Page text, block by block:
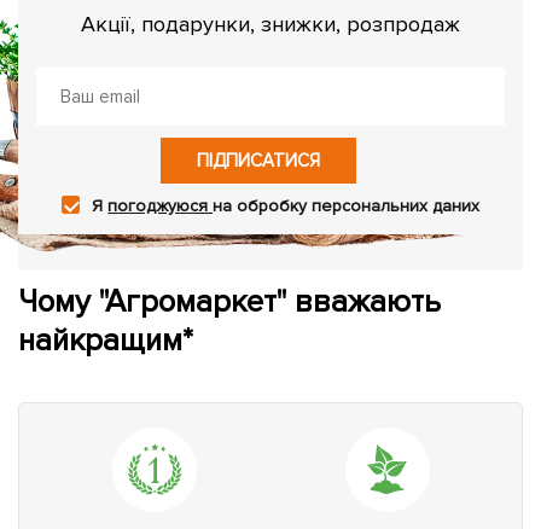
Акції, подарунки, знижки, розпродаж
ПІДПИСАТИСЯ
Япогоджуюсяна обробку персональних даних
Чому "Агромаркет" вважають
найкращим*